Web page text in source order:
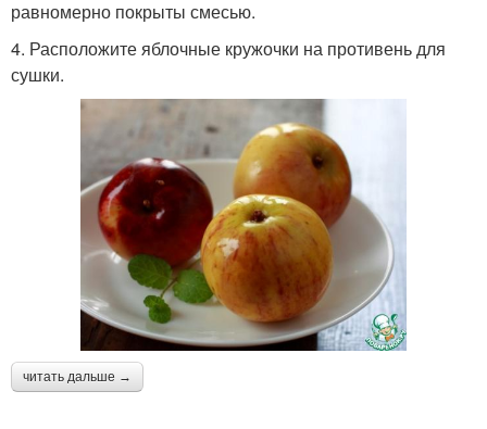
равномерно покрыты смесью.
4. Расположите яблочные кружочки на противень для
сушки.
читать дальше →